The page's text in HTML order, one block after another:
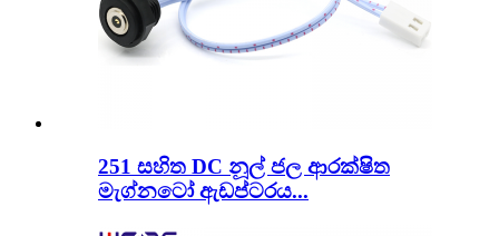
251 සහිත DC නූල් ජල ආරක්ෂිත
මැග්නටෝ ඇඩප්ටරය...